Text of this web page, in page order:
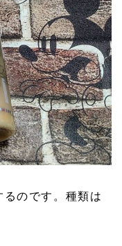
るのです。種類は